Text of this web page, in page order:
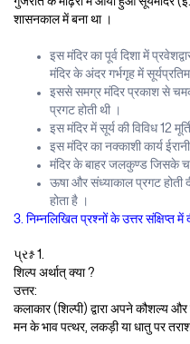
शासनकाल में बना था ।
इस मंदिर का पूर्व दिशा में
मंदिर के अंदर गर्भगृह में
इससे समग्र मंदिर प्रकाश से
प्रगट होती थी ।
इस मंदिर में सूर्य की विविध 12
इस मंदिर का नक्काशी कार्य
मंदिर के बाहर जलकुण्ड जिसके
ऊषा और संध्याकाल प्रगट होती
होता है ।
3. निम्नलिखित प्रश्नों के उत्तर संक्षिप्त में
પ્રશ્ન 1.
शिल्प अर्थात् क्या ?
उत्तर:
कलाकार (शिल्पी) द्वारा अपने कौशल्य और
मन के भाव पत्थर, लकड़ी या धातु पर